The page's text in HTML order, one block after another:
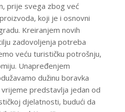
prije svega zbog već
koji je i osnovni
Kreiranjem novih
zadovoljenja potreba
veću turističku potrošnju,
Unapređenjem
dužinu boravka
predstavlja jedan od
djelatnosti, budući da